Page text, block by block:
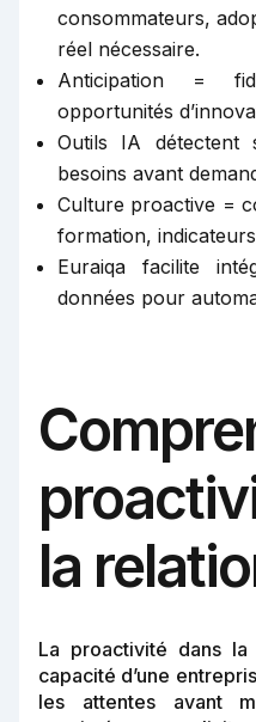
consommateurs,
réel nécessaire.
Anticipation =
opportunités
Outils IA détectent
besoins avant
Culture proactive =
formation,
Euraiqa facilite
données pour
la
La proactivité dans
capacité d’une
les attentes avant